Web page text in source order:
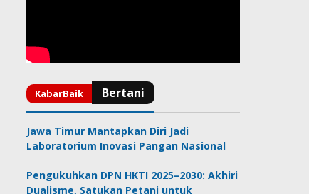
Jawa Timur Mantapkan Diri Jadi
Laboratorium Inovasi Pangan Nasional
Pengukuhkan DPN HKTI 2025–2030: Akhiri
Dualisme, Satukan Petani untuk